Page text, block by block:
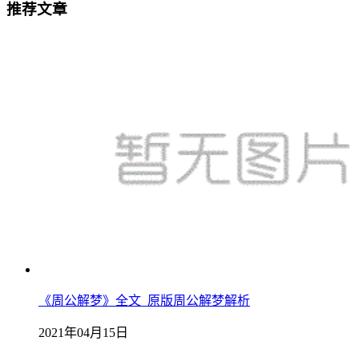
推荐文章
《周公解梦》全文_原版周公解梦解析
2021年04月15日